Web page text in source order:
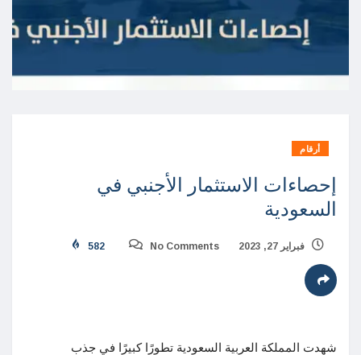
أرقام
إحصاءات الاستثمار الأجنبي في
السعودية
فبراير 27, 2023 No Comments
582
شهدت المملكة العربية السعودية تطورًا كبيرًا في جذب